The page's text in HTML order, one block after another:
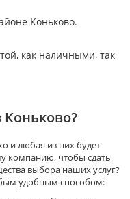
Коньково.
как наличными, так
и любая из них будет
компанию, чтобы сдать
выбора наших услуг?
удобным способом: